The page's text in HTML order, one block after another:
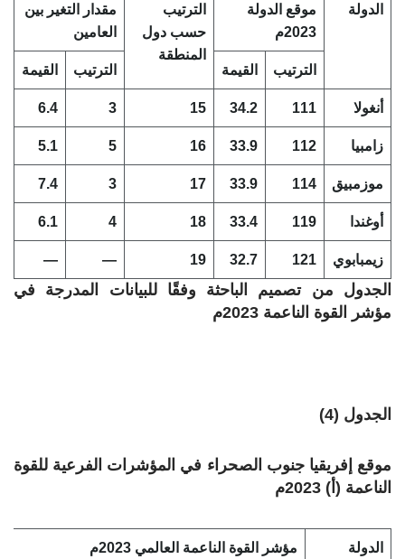
الدولة
موقع الدولة
2023م
الترتيب
حسب دول
المنطقة
مقدار التغير بين
العامين
الترتيب القيمة الترتيب القيمة
أنغولا 111
34.2
15
3
6.4
زامبيا 112
33.9
16
5
5.1
موزمبيق 114
33.9
17
3
7.4
أوغندا 119
33.4
18
4
6.1
زيمبابوي 121
32.7
19
—
—
الجدول من تصميم الباحثة وفقًا للبيانات المدرجة في
مؤشر القوة الناعمة 2023م
الجدول (4)
موقع إفريقيا جنوب الصحراء في المؤشرات الفرعية للقوة
الناعمة (أ) 2023م
الدولة مؤشر القوة الناعمة العالمي 2023م